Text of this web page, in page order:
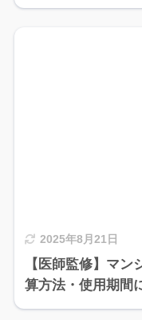
2025年8月21日
【医師監修】マ
算方法・使用期間